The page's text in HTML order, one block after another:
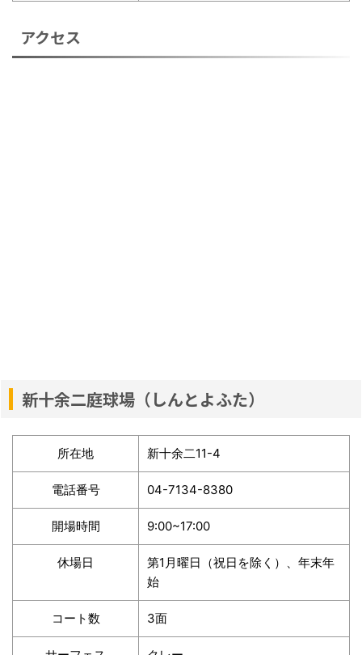
アクセス
新十余二庭球場（しんとよふた）
所在地 新十余二11-4
電話番号 04-7134-8380
開場時間 9:00~17:00
休場日
第1月曜日（祝日を除く）、年末年
始
コート数 3面